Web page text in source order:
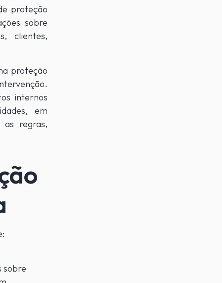
proteção
sobre
clientes,
proteção
internos
em
as regras,
sobre